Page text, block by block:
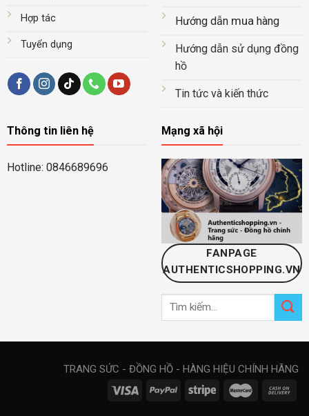
Hợp tác
Tuyển dụng
Hướng dẫn muahàng
Hướng dẫn sử dụng đồng
hồ
Tin tức và kiến thức
Thông tin liên hệ
Hotline: 0846689696
Mạng xã hội
FANPAGE
AUTHENTICSHOPPING.VN
Tìm
TRANG SỨC - ĐỒNG HỒ - HÀNG HIỆU CHÍNH HÃNG